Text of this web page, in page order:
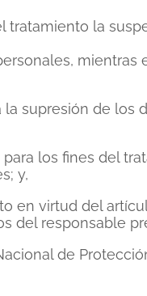
la
supresión de
los fines del
y,
en virtud del
del responsable
de